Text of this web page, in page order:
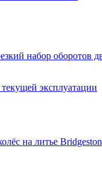
набор оборотов
эксплуатации
на литье